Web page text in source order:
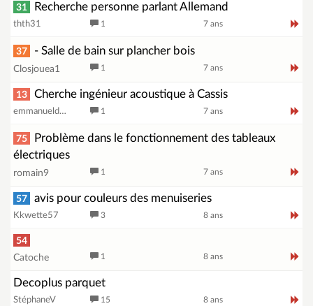
31 Recherche personne parlant Allemand
thth31 1 7 ans
37 - Salle de bain sur plancher bois
Closjouea1 1 7 ans
13 Cherche ingénieur acoustique à Cassis
emmanueldu13 1 7 ans
75
Problème dans le fonctionnement des tableaux
électriques
romain9 1 7 ans
57 avis pour couleurs des menuiseries
Kkwette57 3 8 ans
54
Catoche
1 8 ans
Decoplus parquet
StéphaneV 15 8 ans